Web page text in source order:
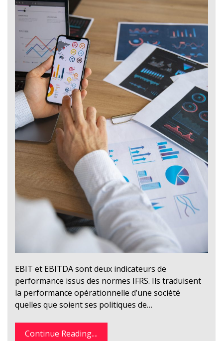
EBIT et EBITDA sont deux indicateurs de
performance issus des normes IFRS. Ils traduisent
la performance opérationnelle d’une société
quelles que soient ses politiques de…
Continue Reading....